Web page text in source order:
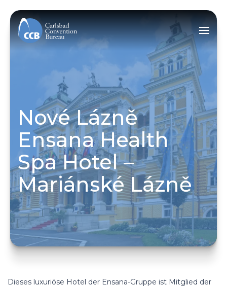
Nové Lázně
Ensana Health
Spa Hotel –
Mariánské Lázně
Dieses luxuriöse Hotel der Ensana-Gruppe ist Mitglied der